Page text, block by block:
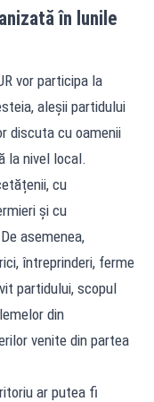
în lunile
vor participa la
aleșii partidului
discuta cu oamenii
la nivel local.
cu
și cu
asemenea,
întreprinderi, ferme
partidului, scopul
din
venite din partea
ar putea fi